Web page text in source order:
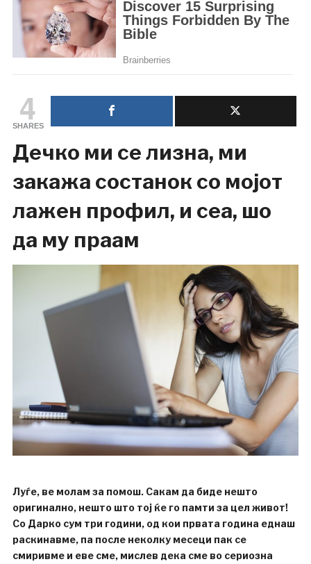
4
SHARES
Дечко ми се лизна, ми
закажа состанок со мојот
лажен профил, и сеа, шо
да му праам
Луѓе, ве молам за помош. Сакам да биде нешто
оригинално, нешто што тој ќе го памти за цел живот!
Со Дарко сум три години, од кои првата година еднаш
раскинавме, па после неколку месеци пак се
смиривме и еве сме, мислев дека сме во сериозна